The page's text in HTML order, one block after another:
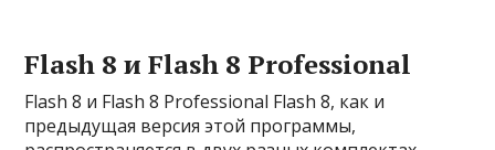
Flash 8 и Flash 8 Professional
Flash 8 и Flash 8 Professional Flash 8, как и
предыдущая версия этой программы,